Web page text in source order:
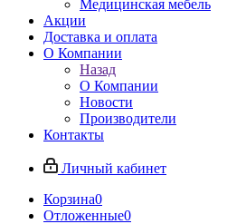
Медицинская мебель
Акции
Доставка и оплата
О Компании
Назад
О Компании
Новости
Производители
Контакты
Личный кабинет
Корзина0
Отложенные0